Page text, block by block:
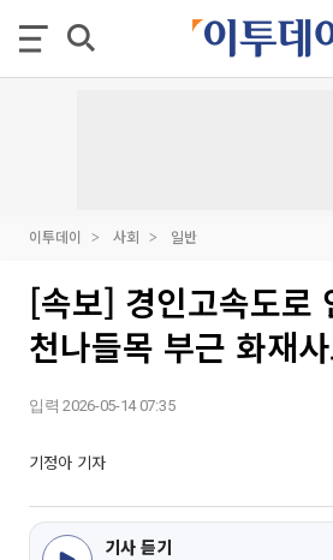
이투데이 사회 일반
[속보] 경인고속도로
천나들목 부근 화재
입력 2026-05-14 07:35
기정아 기자
기사 듣기